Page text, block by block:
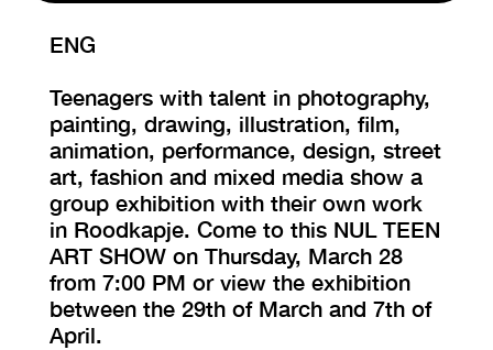
ENG
Teenagers with talent in photography,
painting, drawing, illustration, film,
animation, performance, design, street
art, fashion and mixed media show a
group exhibition with their own work
in Roodkapje. Come to this NUL TEEN
ART SHOW on Thursday, March 28
from 7:00 PM or view the exhibition
between the 29th of March and 7th of
April.